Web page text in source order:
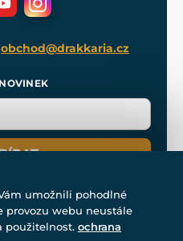
obchod@drakkaria.cz
umožnili pohodlné
provozu webu neustále
použitelnost. ochrana